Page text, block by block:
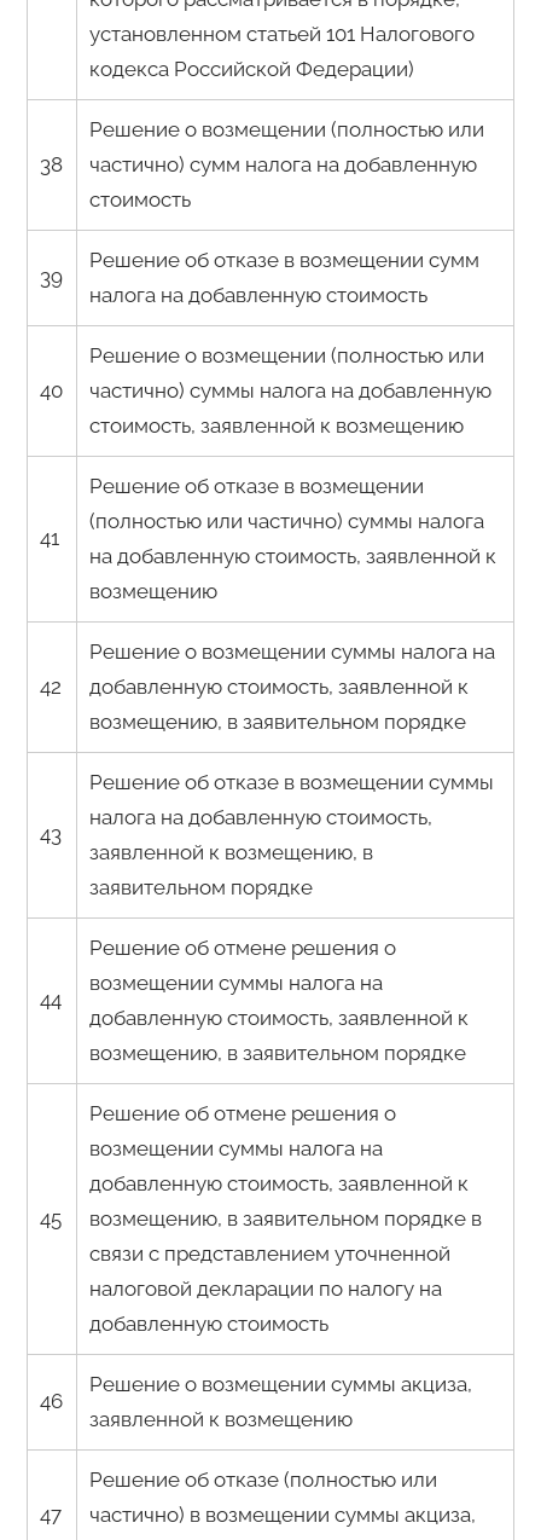
установленном статьей 101 Налогового
кодекса Российской Федерации)
38
Решение о возмещении (полностью или
частично) сумм налога на добавленную
стоимость
39
Решение об отказе в возмещении сумм
налога на добавленную стоимость
40
Решение о возмещении (полностью или
частично) суммы налога на добавленную
стоимость, заявленной к возмещению
41
Решение об отказе в возмещении
(полностью или частично) суммы налога
на добавленную стоимость, заявленной к
возмещению
42
Решение о возмещении суммы налога на
добавленную стоимость, заявленной к
возмещению, в заявительном порядке
43
Решение об отказе в возмещении суммы
налога на добавленную стоимость,
заявленной к возмещению, в
заявительном порядке
44
Решение об отмене решения о
возмещении суммы налога на
добавленную стоимость, заявленной к
возмещению, в заявительном порядке
45
Решение об отмене решения о
возмещении суммы налога на
добавленную стоимость, заявленной к
возмещению, в заявительном порядке в
связи с представлением уточненной
налоговой декларации по налогу на
добавленную стоимость
46
Решение о возмещении суммы акциза,
заявленной к возмещению
47
Решение об отказе (полностью или
частично) в возмещении суммы акциза,